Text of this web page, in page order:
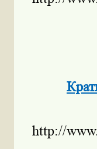
http://